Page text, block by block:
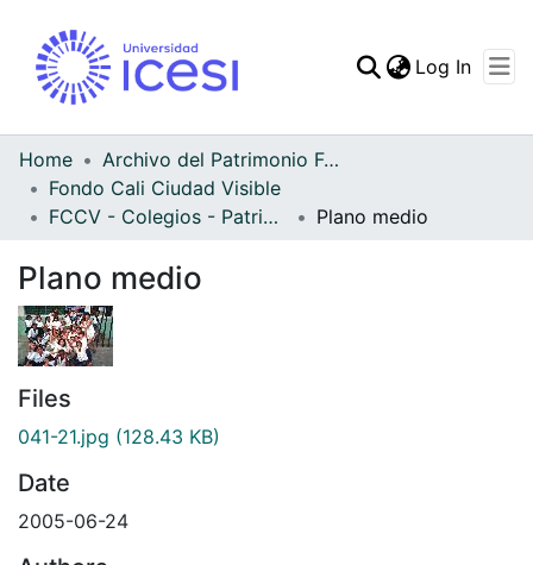
Log In
Home
Archivo del Patrimonio Fotográfico y Fílmico del Valle del Cauca
Fondo Cali Ciudad Visible
FCCV - Colegios - Patrimonial
Plano medio
Plano medio
Files
041-21.jpg (128.43 KB)
Date
2005-06-24